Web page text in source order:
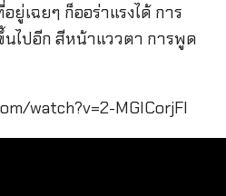
เฉยๆ ก็ออร่าแรงได้ การ
ไปอีก สีหน้าแววตา การพูด
watch?v=2-MGICorjFI